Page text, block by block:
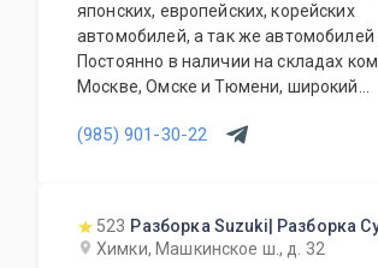
японских, европейских, корейских
автомобилей, а так же
Постоянно в наличии на складах
Москве, Омске и Тюмени, широкий
более 150000 наименований. Все запчасти,
(985) 901-30-22
523 Разборка Suzuki| Разборка
Химки, Машкинское ш., д. 32